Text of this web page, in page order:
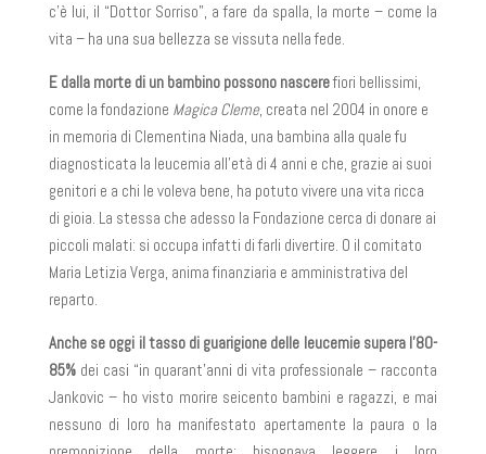
c’è lui, il “Dottor Sorriso”, a fare da spalla, la morte – come la
vita – ha una sua bellezza se vissuta nella fede.
E dalla morte di un bambino possono nascerefiori bellissimi,
come la fondazione Magica Cleme, creata nel 2004 in onore e
in memoria di Clementina Niada, una bambina alla quale fu
diagnosticata la leucemia all’età di 4 anni e che, grazie ai suoi
genitori e a chi le voleva bene, ha potuto vivere una vita ricca
di gioia. La stessa che adesso la Fondazione cerca di donare ai
piccoli malati: si occupa infatti di farli divertire. O il comitato
Maria Letizia Verga, anima finanziaria e amministrativa del
reparto.
Anche se oggi il tasso di guarigione delle leucemie supera l’80-
85%dei casi “in quarant’anni di vita professionale – racconta
Jankovic – ho visto morire seicento bambini e ragazzi, e mai
nessuno di loro ha manifestato apertamente la paura o la